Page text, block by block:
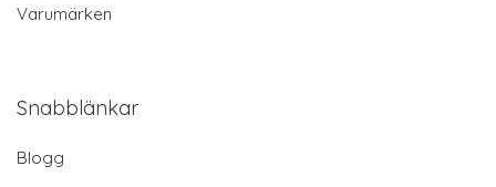
Varumärken
Snabblänkar
Blogg